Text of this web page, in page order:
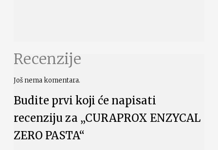
Recenzije
Još nema komentara.
Budite prvi koji će napisati
recenziju za „CURAPROX ENZYCAL
ZERO PASTA“